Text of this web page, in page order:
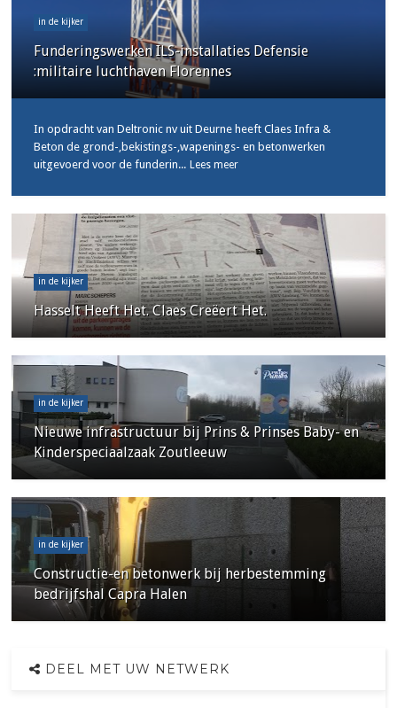
in de kijker
Funderingswerken ILS-installaties Defensie
:militaire luchthaven Florennes
In opdracht van Deltronic nv uit Deurne heeft Claes Infra &
Beton de grond-,bekistings-,wapenings- en betonwerken
uitgevoerd voor de funderin... Lees meer
in de kijker
Hasselt Heeft Het. Claes Creëert Het.
in de kijker
Nieuwe infrastructuur bij Prins & Prinses Baby- en
Kinderspeciaalzaak Zoutleeuw
in de kijker
Constructie-en betonwerk bij herbestemming
bedrijfshal Capra Halen
DEEL MET UW NETWERK